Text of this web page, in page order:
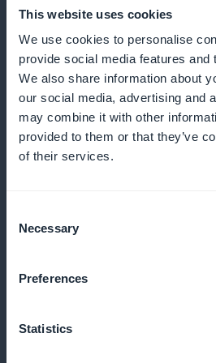
This website uses cookies
We use cookies to personalise
provide social media features and
We also share information about
our social media, advertising and
may combine it with other
provided to them or that they’ve
of their services.
Selection
Necessary
Preferences
Statistics
Analyse og
Bruk nøyaktige data for å
utøvernes skiftende behov
Dynamisk markedsføring
Engasjer utøverne med